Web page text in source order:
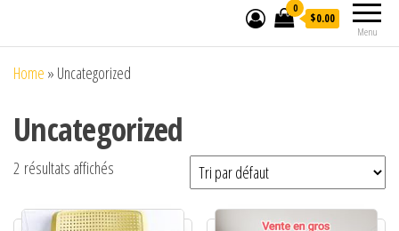
Menu
0
$0.00
Home » Uncategorized
Uncategorized
2 résultats affichés